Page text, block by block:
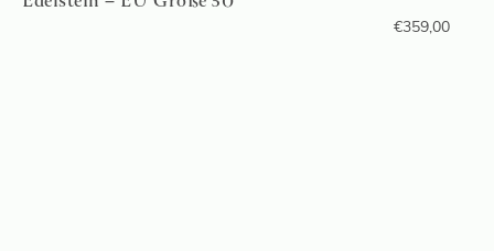
€359,00